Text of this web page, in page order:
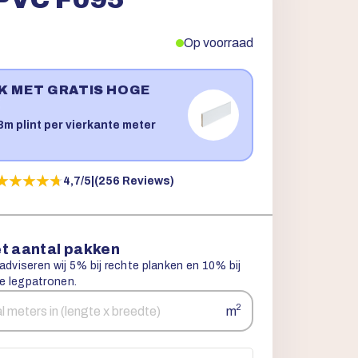
Op voorraad
MET GRATIS HOGE
plint per vierkante meter
4,7/5 (256 Reviews)
aantal pakken
wij 5% bij rechte planken en 10% bij
legpatronen.
m2